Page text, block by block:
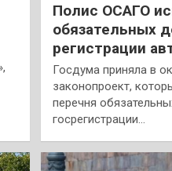
Полис ОСАГО
обязательных
регистрации
Госдума приняла в
законопроект,
перечня
госрегистрации…